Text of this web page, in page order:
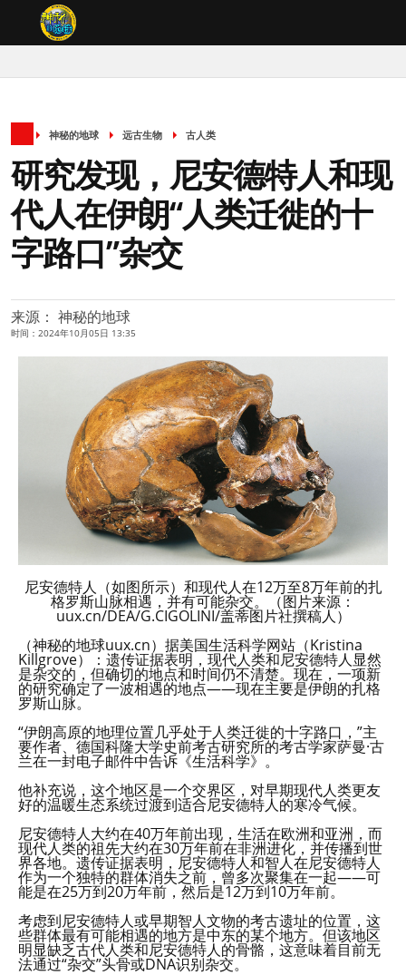
神秘的地球 远古生物 古人类
研究发现，尼安德特人和现
代人在伊朗“人类迁徙的十
字路口”杂交
来源： 神秘的地球
时间：2024年10月05日 13:35
尼安德特人（如图所示）和现代人在12万至8万年前的扎
格罗斯山脉相遇，并有可能杂交。（图片来源：
uux.cn/DEA/G.CIGOLINI/盖蒂图片社撰稿人）
（神秘的地球uux.cn）据美国生活科学网站（Kristina
Killgrove）：遗传证据表明，现代人类和尼安德特人显然
是杂交的，但确切的地点和时间仍不清楚。现在，一项新
的研究确定了一波相遇的地点——现在主要是伊朗的扎格
罗斯山脉。
“伊朗高原的地理位置几乎处于人类迁徙的十字路口，”主
要作者、德国科隆大学史前考古研究所的考古学家萨曼·古
兰在一封电子邮件中告诉《生活科学》。
他补充说，这个地区是一个交界区，对早期现代人类更友
好的温暖生态系统过渡到适合尼安德特人的寒冷气候。
尼安德特人大约在40万年前出现，生活在欧洲和亚洲，而
现代人类的祖先大约在30万年前在非洲进化，并传播到世
界各地。遗传证据表明，尼安德特人和智人在尼安德特人
作为一个独特的群体消失之前，曾多次聚集在一起——可
能是在25万到20万年前，然后是12万到10万年前。
考虑到尼安德特人或早期智人文物的考古遗址的位置，这
些群体最有可能相遇的地方是中东的某个地方。但该地区
明显缺乏古代人类和尼安德特人的骨骼，这意味着目前无
法通过“杂交”头骨或DNA识别杂交。